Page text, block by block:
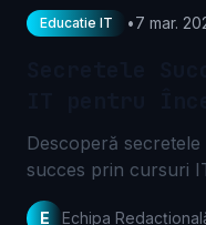
Educatie IT •7 mar.
Descoperă
succes prin cursuri
cum să alegi, să
E Echipa